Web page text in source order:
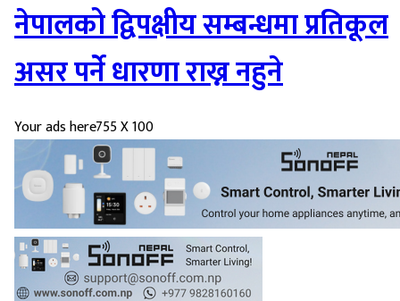
नेपालको द्विपक्षीय सम्बन्धमा प्रतिकूल
असर पर्ने धारणा राख्न नहुने
Your ads here755 X 100